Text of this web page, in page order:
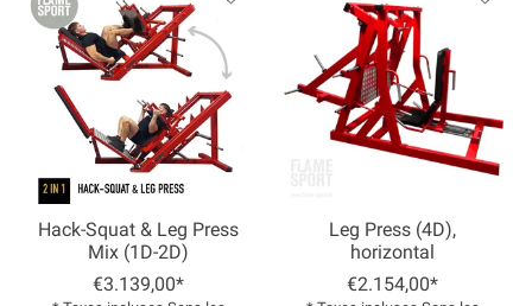
Hack-Squat & Leg Press
Mix (1D-2D)
€3.139,00*
Leg Press (4D),
horizontal
€2.154,00*